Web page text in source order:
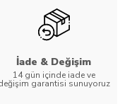
İade & Değişim
14 gün içinde iade ve
garantisi sunuyoruz